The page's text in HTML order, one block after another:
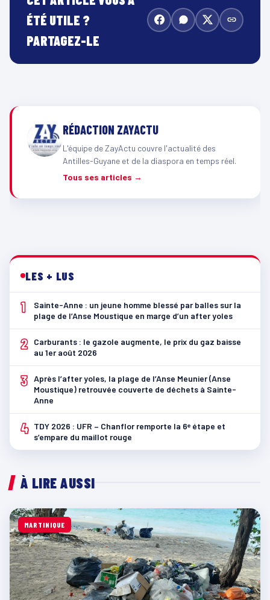
ÉTÉ UTILE ?
PARTAGEZ-LE
RÉDACTION ZAYACTU
L'équipe de ZayActu couvre l'actualité des
Antilles-Guyane et de la diaspora en temps réel.
Tous ses articles →
LES + LUS
1
Sainte-Anne : un jeune homme blessé par balles sur la
plage de l’Anse Moustique en marge d’un after yoles
2
Carburants : le gazole augmente, le prix du gaz baisse
au 1er août 2026
3 Après l’after yoles, la plage de l’Anse Meunier (Anse
Moustique) retrouvée couverte de déchets à Sainte-
Anne
4 TDY 2026 : UFR – Chanflor remporte la 6ᵉ étape et
s’empare du maillot rouge
À LIRE AUSSI
MARTINIQUE